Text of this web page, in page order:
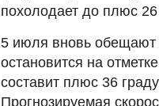
похолодает до плюс 26
5 июля вновь обещают
остановится на
составит плюс 36
Прогнозируемая